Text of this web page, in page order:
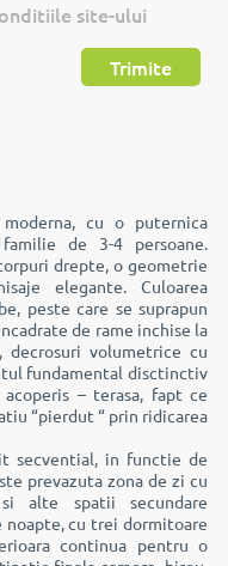
site-ului
Trimite
cu o puternica
de 3-4 persoane.
drepte, o geometrie
elegante. Culoarea
peste care se suprapun
de rame inchise la
decrosuri volumetrice cu
fundamental disctinctiv
– terasa, fapt ce
“pierdut “ prin ridicarea
secvential, in functie de
prevazuta zona de zi cu
alte spatii secundare
noapte, cu trei dormitoare
continua pentru o